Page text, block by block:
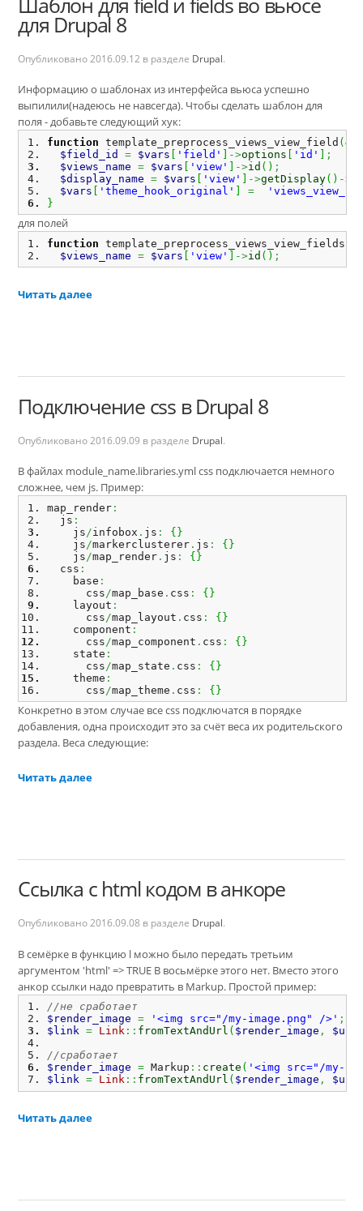
для Drupal 8
Опубликовано 2016.09.12 в разделе Drupal.
Информацию о шаблонах из интерфейса вьюса успешно
выпилили(надеюсь не навсегда). Чтобы сделать шаблон для
поля - добавьте следующий хук:
function template_preprocess_views_view_field (&
$field_id
= $vars 'field' ->options 'id'
;
$views_name
= $vars 'view' ->id ( ) ;
$display_name
= $vars 'view' ->getDisplay( ) ->
$vars
'theme_hook_original' =
}
для полей
function template_preprocess_views_view_fields
$views_name
= $vars 'view' ->id ( ) ;
Читать далее
Подключение css в Drupal 8
Опубликовано 2016.09.09 в разделе Drupal.
В файлах module_name.libraries.yml css подключается немного
сложнее, чем js. Пример:
map_render :
  js
:
    js
/infobox . js : {}
    js
/markerclusterer . js : {}
    js
/map_render . js : {}
  css
:
    base
:
      css
/map_base . css : {}
    layout
:
      css
/map_layout . css : {}
    component
:
      css
/map_component . css : {}
    state
:
      css
/map_state . css : {}
    theme
:
      css
/map_theme . css : {}
Конкретно в этом случае все css подключатся в порядке
добавления, одна происходит это за счёт веса их родительского
раздела. Веса следующие:
Читать далее
Ссылка с html кодом в анкоре
Опубликовано 2016.09.08 в разделе Drupal.
В семёрке в функцию l можно было передать третьим
аргументом 'html' => TRUE В восьмёрке этого нет. Вместо этого
анкор ссылки надо превратить в Markup. Простой пример:
//не сработает
$render_image
= '<img src="/my-image.png" />' ;
$link = Link :: fromTextAndUrl ( $render_image , $url
//сработает
$render_image
= Markup :: create ( '<img src="/my-
$link = Link :: fromTextAndUrl ( $render_image , $url
Читать далее